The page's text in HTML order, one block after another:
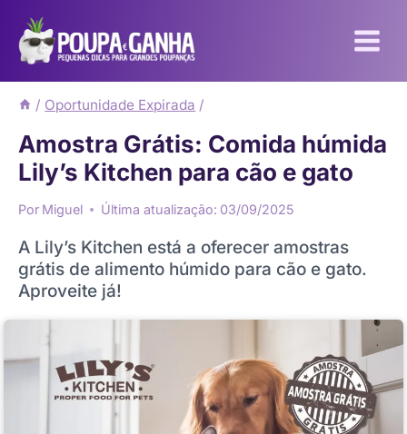
para
Conteúdo
/ Oportunidade Expirada /
Amostra Grátis: Comida húmida
Lily’s Kitchen para cão e gato
Por Miguel Última atualização: 03/09/2025
A Lily’s Kitchen está a oferecer amostras
grátis de alimento húmido para cão e gato.
Aproveite já!